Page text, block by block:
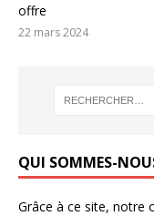
offre
22 mars 2024
QUI SOMMES-
Grâce à ce site, notre